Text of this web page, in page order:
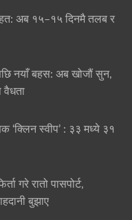
अब १५–१५ दिनमै तलब र
नयाँ बहस: अब खोजौं सुन,
‘क्लिन स्वीप’ : ३३ मध्ये ३१
गरे रातो पासपोर्ट,
बुझाए